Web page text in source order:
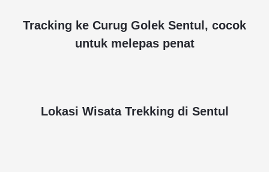
Tracking ke Curug Golek Sentul, cocok
untuk melepas penat
Lokasi Wisata Trekking di Sentul